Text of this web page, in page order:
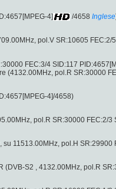
4] /4658 Inglese
pol.V SR:10605 FEC:2/
FEC:3/4 SID:117
(4132.00MHz, pol.R SR:30000
4]/4658)
pol.R SR:30000 FEC:2/
su 11513.00MHz, pol.H SR:29900
S2 , 4132.00MHz, pol.R